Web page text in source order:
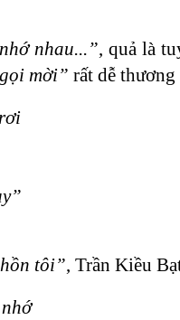
nhau...”, quả là
mời” rất dễ
tôi”, Trần Kiều